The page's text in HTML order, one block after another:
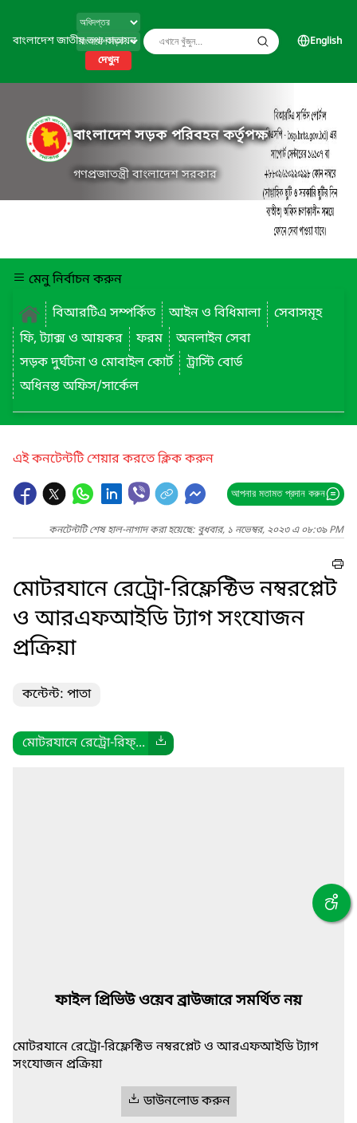
বাংলাদেশ জাতীয় তথ্য বাতায়ন
দেখুন
English
বাংলাদেশ সড়ক পরিবহন কর্তৃপক্ষ
গণপ্রজাতন্ত্রী বাংলাদেশ সরকার
মেনু নির্বাচন করুন
বিআরটিএ সম্পর্কিত
আইন ও বিধিমালা
সেবাসমূহ
ফি, ট্যাক্স ও আয়কর
ফরম
অনলাইন সেবা
সড়ক দুর্ঘটনা ও মোবাইল কোর্ট
ট্রাস্টি বোর্ড
অধিনস্ত অফিস/সার্কেল
এই কনটেন্টটি শেয়ার করতে ক্লিক করুন
আপনার মতামত প্রদান করুন
কনটেন্টটি শেষ হাল-নাগাদ করা হয়েছে: বুধবার, ১ নভেম্বর, ২০২৩ এ ০৮:৩৯ PM
মোটরযানে রেট্রো-রিফ্লেক্টিভ নম্বরপ্লেট
ও আরএফআইডি ট্যাগ সংযোজন
প্রক্রিয়া
কন্টেন্ট: পাতা
মোটরযানে রেট্রো-রিফ্...
ফাইল প্রিভিউ ওয়েব ব্রাউজারে সমর্থিত নয়
মোটরযানে রেট্রো-রিফ্লেক্টিভ নম্বরপ্লেট ও আরএফআইডি ট্যাগ
সংযোজন প্রক্রিয়া
ডাউনলোড করুন